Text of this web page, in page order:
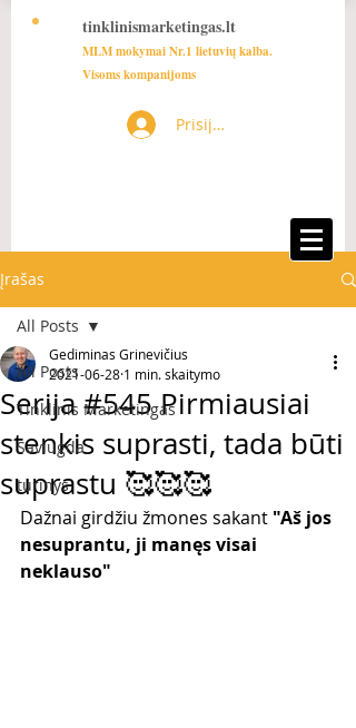
tinklinismarketingas.lt
MLM mokymai Nr.1 lietuvių kalba.
Visoms kompanijoms
Prisijungti
Įrašas
All Posts
Tinklinis Marketingas
Saviugda
turinys
All Posts
Serija #545 Pirmiausiai
stenkis suprasti, tada būti
suprastu 🥰🥰🥰
Gediminas Grinevičius
2021-06-28 1 min. skaitymo
Dažnai girdžiu žmones sakant "Aš jos
nesuprantu, ji manęs visai
neklauso"